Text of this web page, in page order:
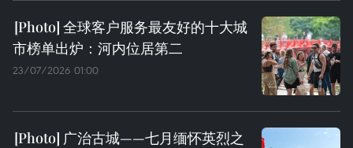
全球客户服务最友好的十大城
市榜单出炉：河内位居第二
23/07/2026 01:00
广治古城——七月缅怀英烈之